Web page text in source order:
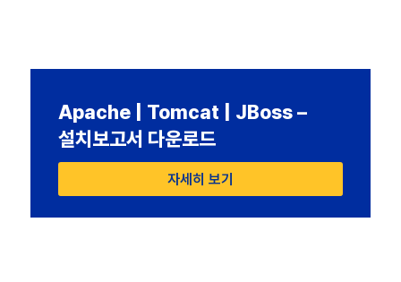
Apache | Tomcat | JBoss –
설치보고서 다운로드
자세히 보기